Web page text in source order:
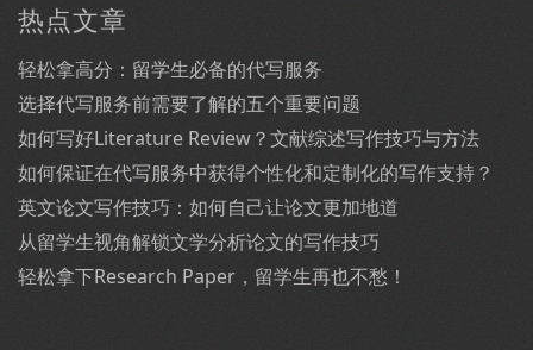
热点文章
轻松拿高分：留学生必备的代写服务
选择代写服务前需要了解的五个重要问题
如何写好Literature Review？文献综述写作技巧与方法
如何保证在代写服务中获得个性化和定制化的写作支持？
英文论文写作技巧：如何自己让论文更加地道
从留学生视角解锁文学分析论文的写作技巧
轻松拿下Research Paper，留学生再也不愁！